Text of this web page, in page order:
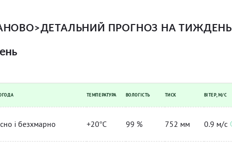
>ДЕТАЛЬНИЙ ПРОГНОЗ НА ТИЖДЕНЬ
ТЕМПЕРАТУРА ВОЛОГІСТЬ ТИСК ВІТЕР, М/С
і безхмарно +20°C 99 % 752 мм 0.9 м/с